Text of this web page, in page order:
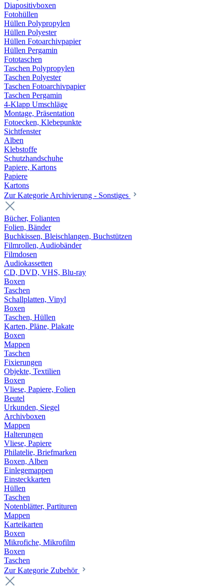
Diapositivboxen
Fotohüllen
Hüllen Polypropylen
Hüllen Polyester
Hüllen Fotoarchivpapier
Hüllen Pergamin
Fototaschen
Taschen Polypropylen
Taschen Polyester
Taschen Fotoarchivpapier
Taschen Pergamin
4-Klapp Umschläge
Montage, Präsentation
Fotoecken, Klebepunkte
Sichtfenster
Alben
Klebstoffe
Schutzhandschuhe
Papiere, Kartons
Papiere
Kartons
Zur Kategorie Archivierung - Sonstiges
Bücher, Folianten
Folien, Bänder
Buchkissen, Bleischlangen, Buchstützen
Filmrollen, Audiobänder
Filmdosen
Audiokassetten
CD, DVD, VHS, Blu-ray
Boxen
Taschen
Schallplatten, Vinyl
Boxen
Taschen, Hüllen
Karten, Pläne, Plakate
Boxen
Mappen
Taschen
Fixierungen
Objekte, Textilien
Boxen
Vliese, Papiere, Folien
Beutel
Urkunden, Siegel
Archivboxen
Mappen
Halterungen
Vliese, Papiere
Philatelie, Briefmarken
Boxen, Alben
Einlegemappen
Einsteckkarten
Hüllen
Taschen
Notenblätter, Partituren
Mappen
Karteikarten
Boxen
Mikrofiche, Mikrofilm
Boxen
Taschen
Zur Kategorie Zubehör